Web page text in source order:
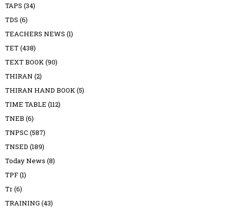
TAPS (34)
TDS (6)
TEACHERS NEWS (1)
TET(438)
TEXT BOOK(90)
THIRAN (2)
THIRAN HAND BOOK(5)
TIME TABLE (112)
TNEB (6)
TNPSC (587)
TNSED (189)
Today News (8)
TPF(1)
Tr(6)
TRAINING (43)